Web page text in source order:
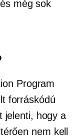
még sok
Program
forráskódú
jelenti, hogy a
nem kell